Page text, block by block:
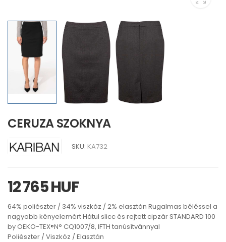
CERUZA SZOKNYA
SKU: KA732
12 765 HUF
64% poliészter / 34% viszkóz / 2% elasztán Rugalmas béléssel a
nagyobb kényelemért Hátul slicc és rejtett cipzár STANDARD 100
by OEKO-TEX®N° CQ1007/8, IFTH tanúsítvánnyal
Poliészter / Viszkóz / Elasztán